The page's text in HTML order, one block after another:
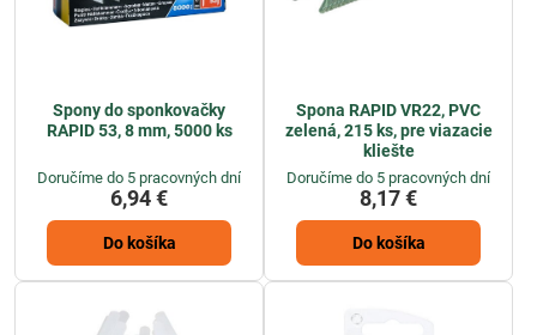
Spony do sponkovačky
RAPID 53, 8 mm, 5000 ks
Doručíme do 5 pracovných dní
6,94 €
Do košíka
Spona RAPID VR22, PVC
zelená, 215 ks, pre viazacie
kliešte
Doručíme do 5 pracovných dní
8,17 €
Do košíka